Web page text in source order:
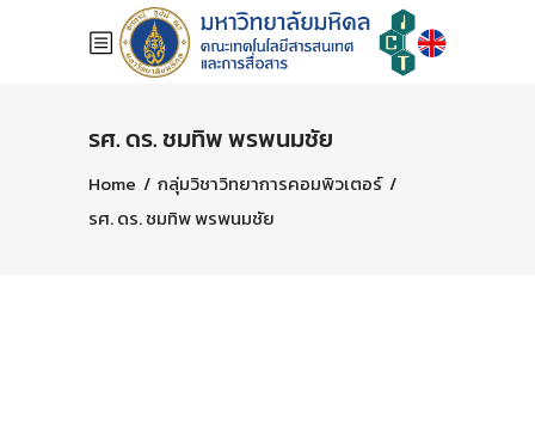
รศ. ดร. ชมทิพ พรพนมชัย
Home / กลุ่มวิชาวิทยาการคอมพิวเตอร์/
รศ. ดร. ชมทิพ พรพนมชัย